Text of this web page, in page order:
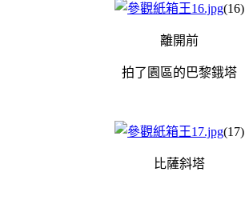
(16)
離開前
拍了園區的巴黎鋨塔
(17)
比薩斜塔